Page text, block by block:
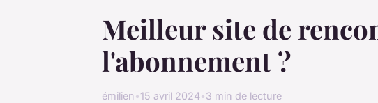
Meilleur site de
l'abonnement ?
émilien•15 avril 2024•3 min de lecture